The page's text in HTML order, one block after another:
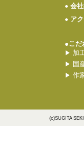
● 会
● ア
●こだ
▶ 加
▶ 国
▶ 作
(c)SUGITA